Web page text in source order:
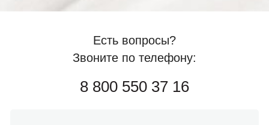
Есть вопросы?
Звоните по телефону:
8 800 550 37 16